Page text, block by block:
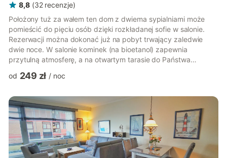
8,8 (32 recenzje)
Położony tuż za wałem ten dom z dwiema sypialniami może
pomieścić do pięciu osób dzięki rozkładanej sofie w salonie.
Rezerwacji można dokonać już na pobyt trwający zaledwie
dwie noce. W salonie kominek (na bioetanol) zapewnia
przytulną atmosferę, a na otwartym tarasie do Państwa
relaksujące chwile w słońcu. Pomyślano również o
krzesełko do karmienia. Dzięki elastycznemu systemowi cen
dziennych można znaleźć oferty na każdą kieszeń i na każdy
rodzaj wakacji – od spontanic...
od 249 zł / noc